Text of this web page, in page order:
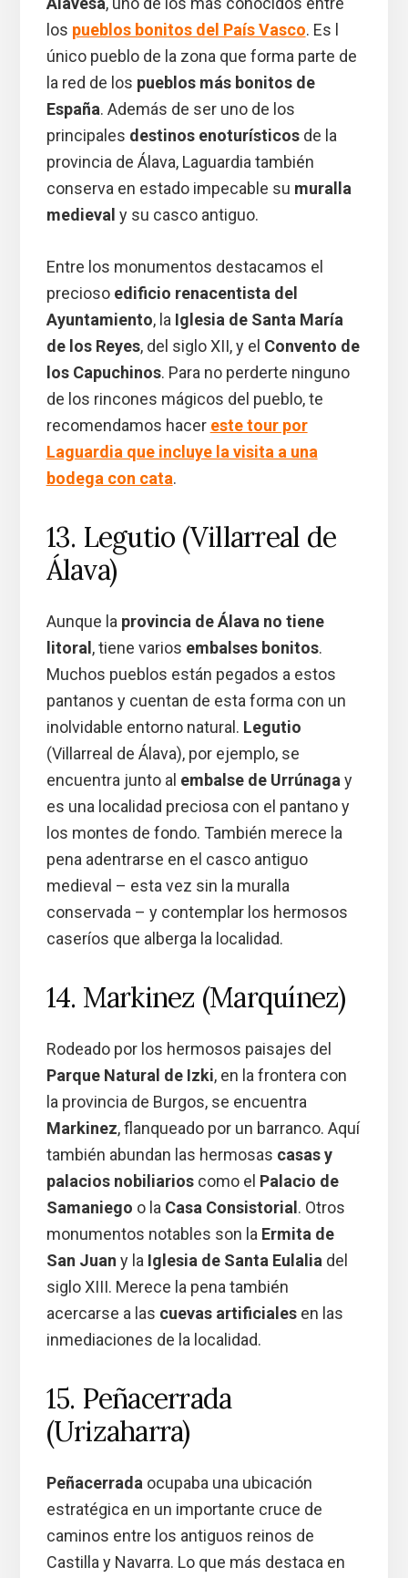
los pueblos bonitos del País Vasco. Es l
único pueblo de la zona que forma parte de
la red de los pueblos más bonitos de
España. Además de ser uno de los
principales destinos enoturísticosde la
provincia de Álava, Laguardia también
conserva en estado impecable su muralla
medieval y su casco antiguo.
Entre los monumentos destacamos el
precioso edificio renacentista del
Ayuntamiento, la Iglesia de Santa María
de los Reyes, del siglo XII, y el Convento de
los Capuchinos. Para no perderte ninguno
de los rincones mágicos del pueblo, te
recomendamos hacer este tour por
Laguardia que incluye la visita a una
bodega con cata.
13. Legutio (Villarreal de
Álava)
Aunque la provincia de Álava no tiene
litoral , tiene varios embalses bonitos.
Muchos pueblos están pegados a estos
pantanos y cuentan de esta forma con un
inolvidable entorno natural. Legutio
(Villarreal de Álava), por ejemplo, se
encuentra junto al embalse de Urrúnagay
es una localidad preciosa con el pantano y
los montes de fondo. También merece la
pena adentrarse en el casco antiguo
medieval – esta vez sin la muralla
conservada – y contemplar los hermosos
caseríos que alberga la localidad.
14. Markinez (Marquínez)
Rodeado por los hermosos paisajes del
Parque Natural de Izki, en la frontera con
la provincia de Burgos, se encuentra
Markinez, flanqueado por un barranco. Aquí
también abundan las hermosas casas y
palacios nobiliarioscomo el Palacio de
Samaniego o la Casa Consistorial . Otros
monumentos notables son la Ermita de
San Juan y la Iglesia de Santa Eulaliadel
siglo XIII. Merece la pena también
acercarse a las cuevas artificialesen las
inmediaciones de la localidad.
15. Peñacerrada
(Urizaharra)
Peñacerradaocupaba una ubicación
estratégica en un importante cruce de
caminos entre los antiguos reinos de
Castilla y Navarra. Lo que más destaca en